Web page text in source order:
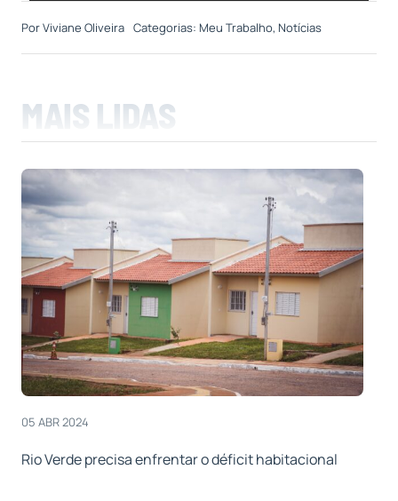
PorViviane Oliveira Categorias: Meu Trabalho, Notícias
MAIS LIDAS
05 ABR 2024
Rio Verde precisa enfrentar o déficit habitacional